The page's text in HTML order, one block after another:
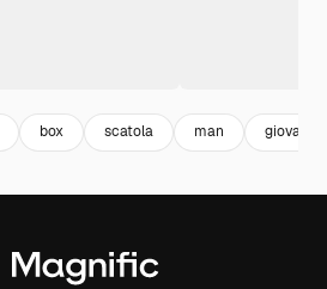
box scatola man giovani